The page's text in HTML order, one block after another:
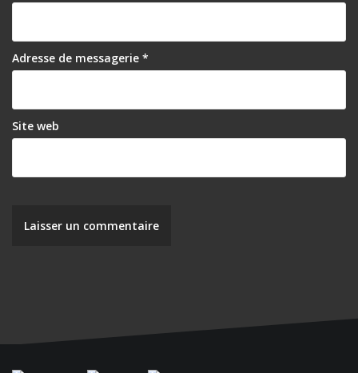
Adresse de messagerie *
Site web